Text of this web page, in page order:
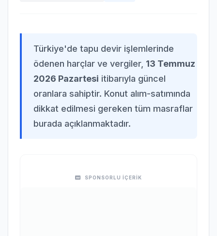
Türkiye'de tapu devir işlemlerinde
ödenen harçlar ve vergiler, 13 Temmuz
2026 Pazartesi itibarıyla güncel
oranlara sahiptir. Konut alım-satımında
dikkat edilmesi gereken tüm masraflar
burada açıklanmaktadır.
SPONSORLU İÇERİK